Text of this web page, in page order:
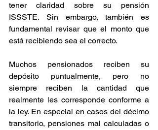
tener claridad sobre su pensión
ISSSTE. Sin embargo, también es
fundamental revisar que el monto que
está recibiendo sea el correcto.
Muchos pensionados reciben su
depósito puntualmente, pero no
siempre reciben la cantidad que
realmente les corresponde conforme a
la ley. En especial en casos del décimo
transitorio, pensiones mal calculadas o